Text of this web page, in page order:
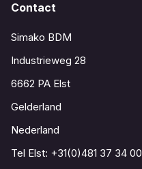
Contact
Simako BDM
Industrieweg 28
6662 PA Elst
Gelderland
Nederland
Tel Elst: +31(0)481 37 34 00